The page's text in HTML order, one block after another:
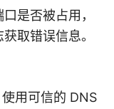
是否被占用，
取错误信息。
用可信的 DNS